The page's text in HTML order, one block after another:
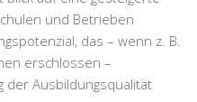
und Betrieben
das – wenn z. B.
erschlossen –
der Ausbildungsqualität